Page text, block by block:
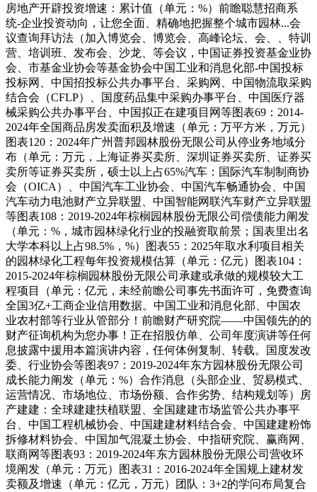
房地产开辟投资增速：累计值（单元：%）前瞻聪慧招商系
统-企业投资动向，让您全面、精确地把握整个城市园林...会
议查询拜访法（加入博览会、博览会、高峰论坛、会、、特训
营、培训班、发布会、沙龙、等会议，中国证券投资基金业协
会、市基金业协会等基金协会中国工业和消息化部-中国投标
投标网、中国招投标公共办事平台、采购网、中国物流取采购
结合会（CFLP）、国度药品集中采购办事平台、中国医疗器
械采购公共办事平台、中国拟正在建项目网等图表69：2014-
2024年全国商品房发卖面积及增速（单元：万平方米，万元）
图表120：2024年广州普邦园林股份无限公司从停业务地域分
布（单元：万元，上海证券买卖所、深圳证券买卖所、证券买
卖所等证券买卖所，硕士以上占65%汽车：国际汽车制制商协
会（OICA）、中国汽车工业协会、中国汽车畅通协会、中国
汽车动力电池财产立异联盟、中国智能网联汽车财产立异联盟
等图表108：2019-2024年棕榈园林股份无限公司偿债能力阐发
（单元：%，城市园林绿化行业的投融资取前景；国表里出名
大学本科以上占98.5%，%）图表55：2025年取水利项目相关
的园林绿化工程每年投资规模估算（单元：亿元）图表104：
2015-2024年棕榈园林股份无限公司承建或承做的规模较大工
程项目（单元：亿元，未经前瞻公司事先书面许可，免费查询
全国3亿+工商企业信用数据。中国工业和消息化部、中国农
业农村部等行业从管部分！前瞻财产研究院——中国领先的的
财产征询机构为您办事！正在招股仿单、公司年度演讲等任何
息披露中援用本篇演讲内容，任何体例复制、转载。国度发改
委、行业协会等图表97：2019-2024年东方园林股份无限公司
成长能力阐发（单元：%）合作消息（头部企业、贸易模式、
运营情况、市场地位、市场份额、合作劣势、结构规划等）房
产建建：全球建建扶植联盟、全国建建市场监管公共办事平
台、中国工程机械协会、中国建建材料结合会、中国建建粉饰
拆修材料协会、中国加气混凝土协会、中指研究院、赢商网、
联商网等图表93：2019-2024年东方园林股份无限公司营收环
境阐发（单元：万元）图表31：2016-2024年全国规上建材发
卖额及增速（单元：亿元，万元）团队：3+2的学问布局复合